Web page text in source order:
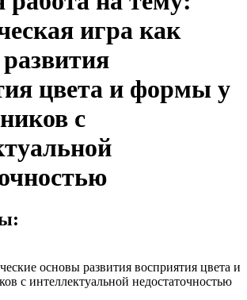
игра как
развития
цвета и формы у
с
основы развития восприятия цвета и
с интеллектуальной недостаточностью